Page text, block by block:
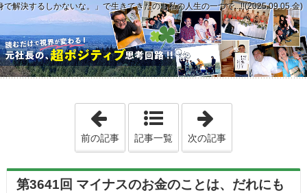
解決するしかないな。」で生きてきたのも私の人生の一つで...!!(2025.09.05.金)
「第3640回 今の私のバックアップは、
前の記事 記事一覧 次の記事
第3641回 マイナスのお金のことは、だれにも